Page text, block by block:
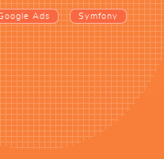
Ads Symfony